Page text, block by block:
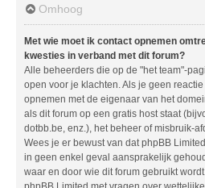
Omhoog
Met wie moet ik contact opnemen
kwesties in verband met dit forum?
Alle beheerders die op de "het team"-
open voor je klachten. Als je geen
opnemen met de eigenaar van het
als dit forum op een gratis host staat
dotbb.be, enz.), het beheer of misbruik-
Wees je er bewust van dat phpBB Limited
in geen enkel geval aansprakelijk
waar en door wie dit forum gebruikt